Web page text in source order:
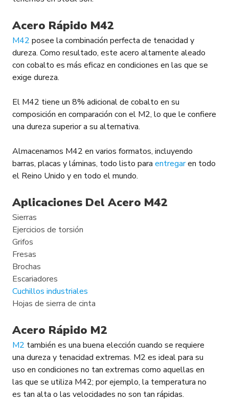
Acero Rápido M42
M42 posee la combinación perfecta de tenacidad y
dureza. Como resultado, este acero altamente aleado
con cobalto es más eficaz en condiciones en las que se
exige dureza.
El M42 tiene un 8% adicional de cobalto en su
composición en comparación con el M2, lo que le confiere
una dureza superior a su alternativa.
Almacenamos M42 en varios formatos, incluyendo
barras, placas y láminas, todo listo para entregaren todo
el Reino Unido y en todo el mundo.
Aplicaciones Del Acero M42
Sierras
Ejercicios de torsión
Grifos
Fresas
Brochas
Escariadores
Cuchillos industriales
Hojas de sierra de cinta
Acero Rápido M2
M2 también es una buena elección cuando se requiere
una dureza y tenacidad extremas. M2 es ideal para su
uso en condiciones no tan extremas como aquellas en
las que se utiliza M42; por ejemplo, la temperatura no
es tan alta o las velocidades no son tan rápidas.